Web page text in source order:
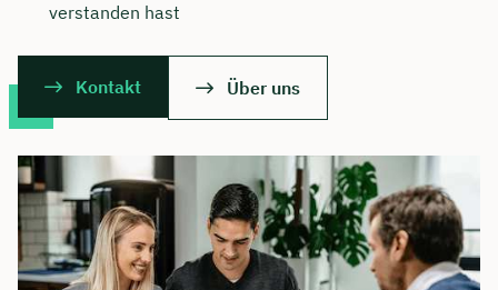
verstanden hast
Kontakt Über uns